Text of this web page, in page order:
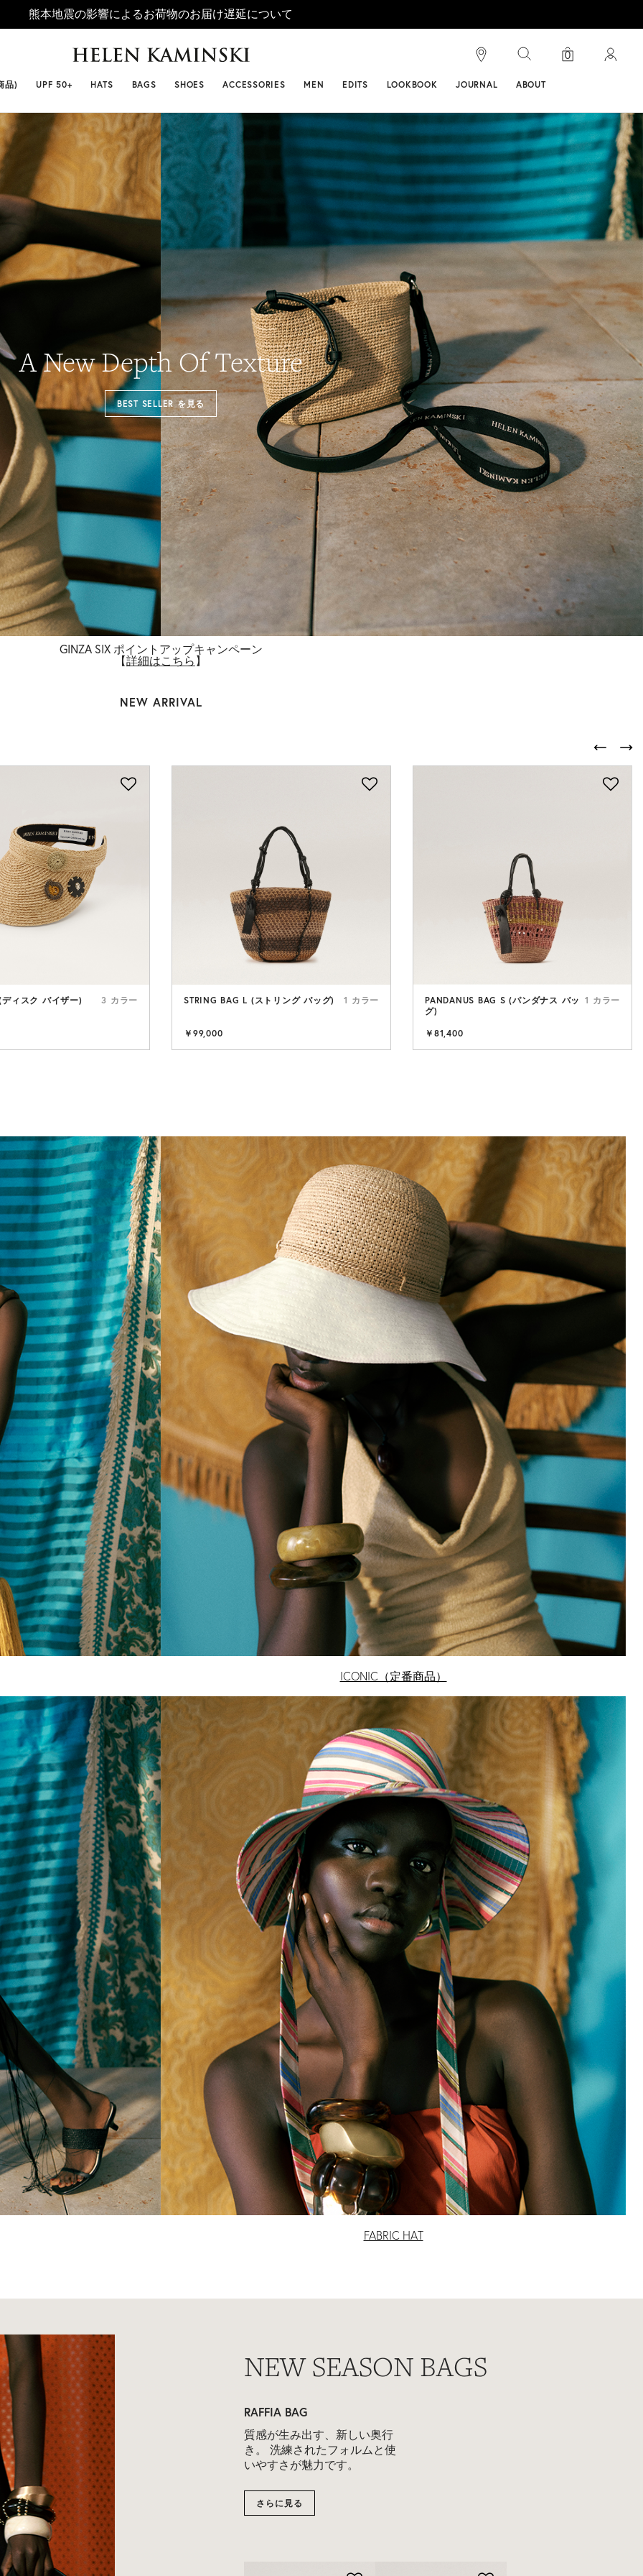
熊本地震の影響によるお荷物のお届け遅延について
#ビベット #キャップ #ビアンカ 0
品) UPF 50+ HATS BAGS SHOES ACCESSORIES MEN EDITS LOOKBOOK JOURNAL ABOUT
A New Depth Of Texture
BEST SELLER を見る
GINZA SIX ポイントアップキャンペーン
【詳細はこちら 】
NEW ARRIVAL
ィスク バイザー) 3 カラー STRING BAG L (ストリング バッグ) 1 カラー
￥99,000
PANDANUS BAG S (パンダナス バッ
グ)
1 カラー
￥81,400
ICONIC（定番商品）
FABRIC HAT
Material Instinct
てきたクラフトマンシップから
生まれる、印象的なシルエット
と豊かな表情をお楽しみくださ
さらに見る
BIANCA(ビアン
カ)
27 カラー
3 カラー
NEW SEASON BAGS
RAFFIA BAG
質感が生み出す、新しい奥行
き。 洗練されたフォルムと使
いやすさが魅力です。
さらに見る
ARLETH RAFFIA
CROCHET MINI
TOTE(アーレス)
3 カラー
￥ 59,400
CROSSBODY(ク
4 カラー
NEW RAFFIA HAT
RAFFIA HAT
動きの中で、シンプルさが引き
立つ。
さらに見る